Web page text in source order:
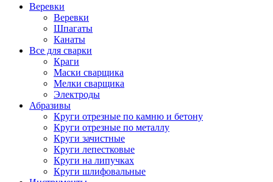
Веревки
Веревки
Шпагаты
Канаты
Все для сварки
Краги
Маски сварщика
Мелки сварщика
Электроды
Абразивы
Круги отрезные по камню и бетону
Круги отрезные по металлу
Круги зачистные
Круги лепестковые
Круги на липучках
Круги шлифовальные